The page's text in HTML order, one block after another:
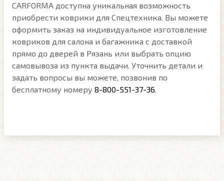
CARFORMA доступна уникальная возможность
приобрести коврики для Спецтехника. Вы можете
оформить заказ на индивидуальное изготовление
ковриков для салона и багажника с доставкой
прямо до дверей в Рязань или выбрать опцию
самовывоза из пункта выдачи. Уточнить детали и
задать вопросы вы можете, позвонив по
бесплатному номеру 8-800-551-37-36.